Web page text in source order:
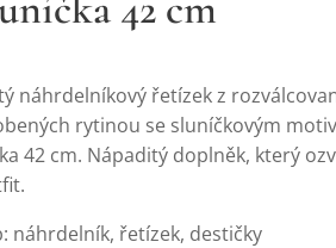
náhrdelníkový řetízek z
rytinou se sluníčkovým
42 cm. Nápaditý doplněk, který
náhrdelník, řetízek, destičky